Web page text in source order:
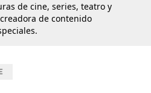
de cine, series, teatro y
de contenido